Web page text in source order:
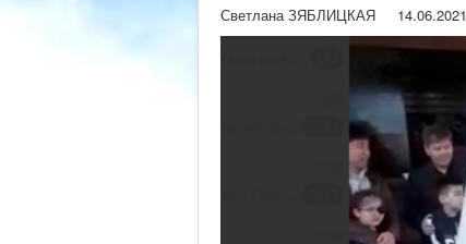
Светлана ЗЯБЛИЦКАЯ 14.06.2021